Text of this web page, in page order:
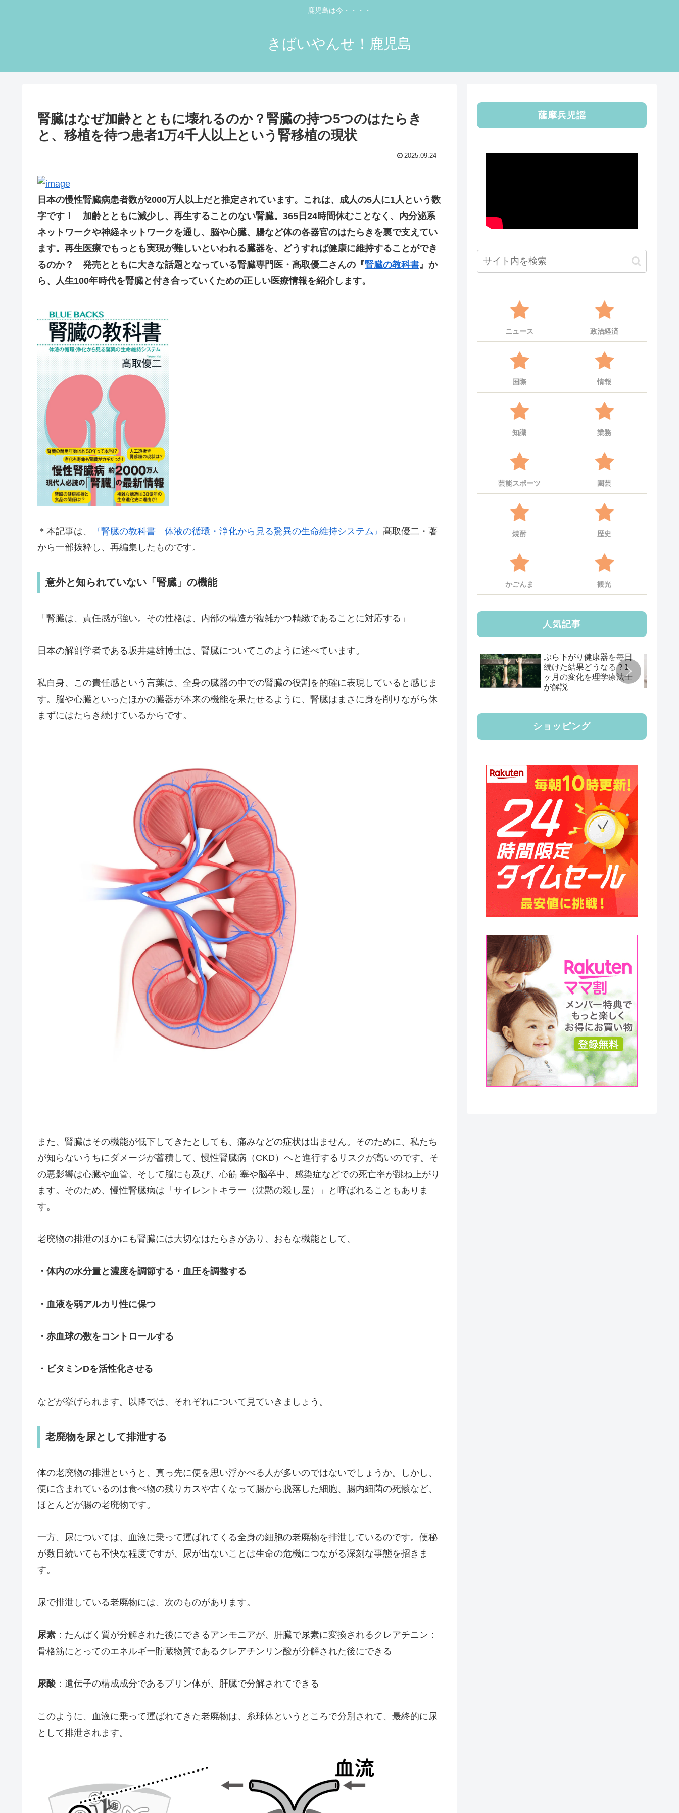
鹿児島は今・・・・
きばいやんせ！鹿児島
腎臓はなぜ加齢とともに壊れるのか？腎臓の持つ5つのはたらき
と、移植を待つ患者1万4千人以上という腎移植の現状
2025.09.24
日本の慢性腎臓病患者数が2000万人以上だと推定されています。これは、成人の5人に1人という数
字です！ 加齢とともに減少し、再生することのない腎臓。365日24時間休むことなく、内分泌系
ネットワークや神経ネットワークを通し、脳や心臓、腸など体の各器官のはたらきを裏で支えてい
ます。再生医療でもっとも実現が難しいといわれる臓器を、どうすれば健康に維持することができ
るのか？ 発売とともに大きな話題となっている腎臓専門医・髙取優二さんの『腎臓の教科書』か
ら、人生100年時代を腎臓と付き合っていくための正しい医療情報を紹介します。
＊本記事は、 『腎臓の教科書 体液の循環・浄化から見る驚異の生命維持システム』 髙取優二・著
から一部抜粋し、再編集したものです。
意外と知られていない「腎臓」の機能
「腎臓は、責任感が強い。その性格は、内部の構造が複雑かつ精緻であることに対応する」
日本の解剖学者である坂井建雄博士は、腎臓についてこのように述べています。
私自身、この責任感という言葉は、全身の臓器の中での腎臓の役割を的確に表現していると感じま
す。脳や心臓といったほかの臓器が本来の機能を果たせるように、腎臓はまさに身を削りながら休
まずにはたらき続けているからです。
また、腎臓はその機能が低下してきたとしても、痛みなどの症状は出ません。そのために、私たち
が知らないうちにダメージが蓄積して、慢性腎臓病（CKD）へと進行するリスクが高いのです。そ
の悪影響は心臓や血管、そして脳にも及び、心筋 塞や脳卒中、感染症などでの死亡率が跳ね上がり
ます。そのため、慢性腎臓病は「サイレントキラー（沈黙の殺し屋）」と呼ばれることもありま
す。
老廃物の排泄のほかにも腎臓には大切なはたらきがあり、おもな機能として、
・体内の水分量と濃度を調節する・血圧を調整する
・血液を弱アルカリ性に保つ
・赤血球の数をコントロールする
・ビタミンDを活性化させる
などが挙げられます。以降では、それぞれについて見ていきましょう。
老廃物を尿として排泄する
体の老廃物の排泄というと、真っ先に便を思い浮かべる人が多いのではないでしょうか。しかし、
便に含まれているのは食べ物の残りカスや古くなって腸から脱落した細胞、腸内細菌の死骸など、
ほとんどが腸の老廃物です。
一方、尿については、血液に乗って運ばれてくる全身の細胞の老廃物を排泄しているのです。便秘
が数日続いても不快な程度ですが、尿が出ないことは生命の危機につながる深刻な事態を招きま
す。
尿で排泄している老廃物には、次のものがあります。
尿素 ：たんぱく質が分解された後にできるアンモニアが、肝臓で尿素に変換されるクレアチニン：
骨格筋にとってのエネルギー貯蔵物質であるクレアチンリン酸が分解された後にできる
尿酸 ：遺伝子の構成成分であるプリン体が、肝臓で分解されてできる
このように、血液に乗って運ばれてきた老廃物は、糸球体というところで分別されて、最終的に尿
として排泄されます。
薩摩兵児謡
ニュース 政治経済
国際 情報
知識 業務
芸能スポーツ 園芸
焼酎 歴史
かごんま 観光
人気記事
ぶら下がり健康器を毎日
続けた結果どうなる？1
ヶ月の変化を理学療法士
が解説
ショッピング